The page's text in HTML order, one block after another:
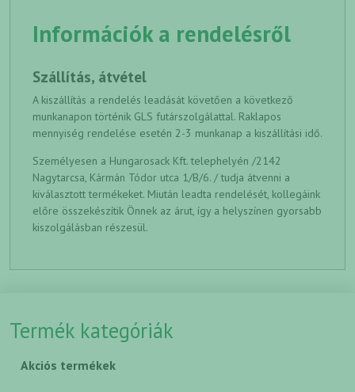
Információk a rendelésről
Szállítás, átvétel
A kiszállítás a rendelés leadását követően a következő
munkanapon történik GLS futárszolgálattal. Raklapos
mennyiség rendelése esetén 2-3 munkanap a kiszállítási idő.
Személyesen a Hungarosack Kft. telephelyén /2142
Nagytarcsa, Kármán Tódor utca 1/B/6. / tudja átvenni a
kiválasztott termékeket. Miután leadta rendelését, kollegáink
előre összekészítik Önnek az árut, így a helyszínen gyorsabb
kiszolgálásban részesül.
Termék kategóriák
Akciós termékek